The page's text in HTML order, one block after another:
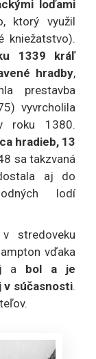
loďami
ktorý využil
kniežatstvo).
1339 kráľ
hradby,
prestavba
vyvrcholila
roku 1380.
hradieb, 13
sa takzvaná
aj do
lodí
stredoveku
vďaka
a bol a je
v súčasnosti.